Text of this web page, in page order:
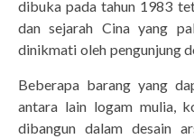
dibuka pada tahun 1983
dan sejarah Cina yang
dinikmati oleh pengunjung
Beberapa barang yang
antara lain logam mulia,
dibangun dalam desain